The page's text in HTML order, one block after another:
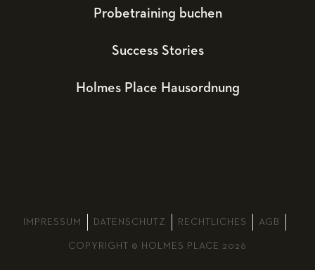
Probetraining buchen
Success Stories
Holmes Place Hausordnung
IMPRESSUM DATENSCHUTZ RECHTLICHES AGB
COPYRIGHT © HOLMES PLACE 2026